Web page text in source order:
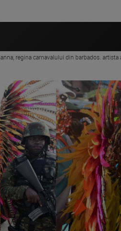
regina carnavalului din barbados.